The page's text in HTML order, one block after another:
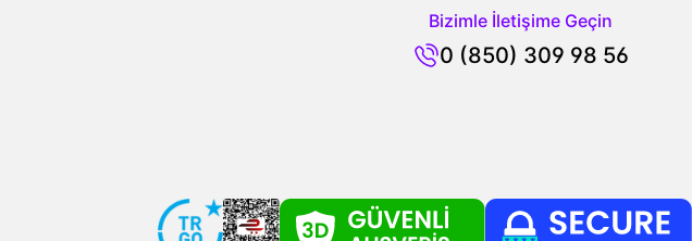
Bizimle İletişime Geçin
0 (850) 309 98 56